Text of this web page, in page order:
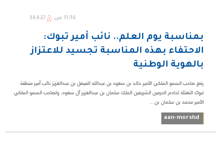
11:16 ص 36427
بمناسبة يوم العلم.. نائب أمير تبوك:
الاحتفاء بهذه المناسبة تجسيد للاعتزاز
بالهوية الوطنية
رفع صاحب السمو الملكي الأمير خالد بن سعود بن عبدالله الفيصل بن عبدالعزيز نائب أمير منطقة
تبوك التهنئة لخادم الحرمين الشريفين الملك سلمان بن عبدالعزيز آل سعود، ولصاحب السمو الملكي
الأمير محمد بن سلمان بن ...
aan-morshd